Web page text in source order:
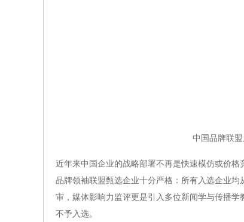
中国品牌联盟
近年来中国企业的战略部署不再是快速模仿或价
品牌领袖联盟甄选企业十分严格：所有入选企业
审，媒体影响力监评更是引入多位新闻学与传播
不予入选。